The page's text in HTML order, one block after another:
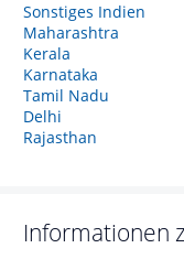
Sonstiges Indien
Maharashtra
Kerala
Karnataka
Tamil Nadu
Delhi
Rajasthan
Informationen